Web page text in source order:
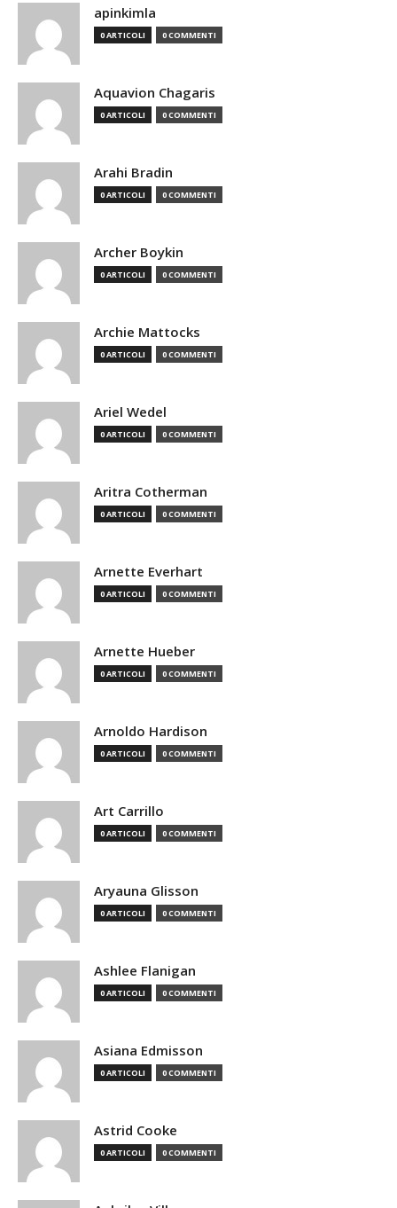
apinkimla
0 ARTICOLI 0 COMMENTI
Aquavion Chagaris
0 ARTICOLI 0 COMMENTI
Arahi Bradin
0 ARTICOLI 0 COMMENTI
Archer Boykin
0 ARTICOLI 0 COMMENTI
Archie Mattocks
0 ARTICOLI 0 COMMENTI
Ariel Wedel
0 ARTICOLI 0 COMMENTI
Aritra Cotherman
0 ARTICOLI 0 COMMENTI
Arnette Everhart
0 ARTICOLI 0 COMMENTI
Arnette Hueber
0 ARTICOLI 0 COMMENTI
Arnoldo Hardison
0 ARTICOLI 0 COMMENTI
Art Carrillo
0 ARTICOLI 0 COMMENTI
Aryauna Glisson
0 ARTICOLI 0 COMMENTI
Ashlee Flanigan
0 ARTICOLI 0 COMMENTI
Asiana Edmisson
0 ARTICOLI 0 COMMENTI
Astrid Cooke
0 ARTICOLI 0 COMMENTI